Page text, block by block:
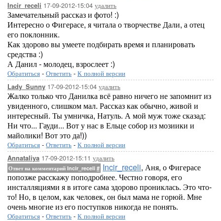
Incir_receli 17-09-2012-15:04 удалить
Замечательный рассказ и фото! :)
Интересно о Фигерасе, я читала о творчестве Дали, а отец
его поклонник.
Как здорово вы умеете подбирать время и планировать
средства :)
А Данил - молодец, взрослеет :)
Обратиться - Ответить - К полной версии
Lady_Sunny 17-09-2012-15:04 удалить
Жалко только что Данилка всё равно ничего не запомнит из
увиденного, слишком мал. Рассказ как обычно, живой и
интересный. Ты умничка, Натуль. А мой муж тоже сказад:
Ни что... Гауди... Вот у нас в Ельце собор из мозиики и
майолики! Вот это да!))
Обратиться - Ответить - К полной версии
Annataliya 17-09-2012-15:11 удалить
Ответ на комментарий Incir_receli # Incir_receli, Аня, о Фигерасе
попозже расскажу поподробнее. Честно говоря, его
инсталляциями я в итоге сама здорово прониклась. Это что-
то! Но, в целом, как человек, он был мама не горюй. Мне
очень многие из его поступков никогда не понять.
Обратиться - Ответить - К полной версии